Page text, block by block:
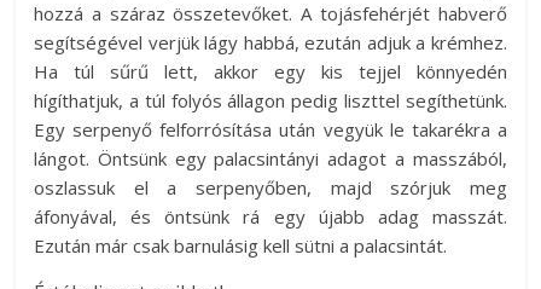
hozzá a száraz összetevőket. A tojásfehérjét habverő
segítségével verjük lágy habbá, ezután adjuk a krémhez.
Ha túl sűrű lett, akkor egy kis tejjel könnyedén
hígíthatjuk, a túl folyós állagon pedig liszttel segíthetünk.
Egy serpenyő felforrósítása után vegyük le takarékra a
lángot. Öntsünk egy palacsintányi adagot a masszából,
oszlassuk el a serpenyőben, majd szórjuk meg
áfonyával, és öntsünk rá egy újabb adag masszát.
Ezután már csak barnulásig kell sütni a palacsintát.